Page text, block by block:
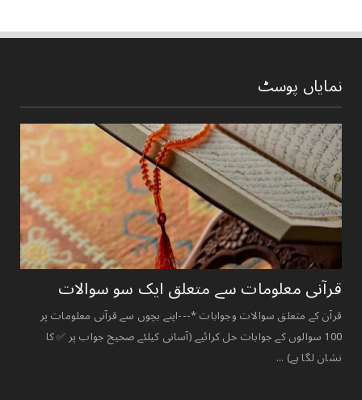
نمایاں پوسٹ
قرآنی ‏معلومات ‏سے ‏متعلق ‏ایک ‏سو ‏سوالات ‏
قرآن کے متعلق سوالات وجوابات *---اپنے بچوں سے قرآنی معلومات پر
100 سوالوں کے جوابات حل کرائیے (آسانی کیلئے صحیح جواب پر ✅ کا
نشان لگا ہے) ...